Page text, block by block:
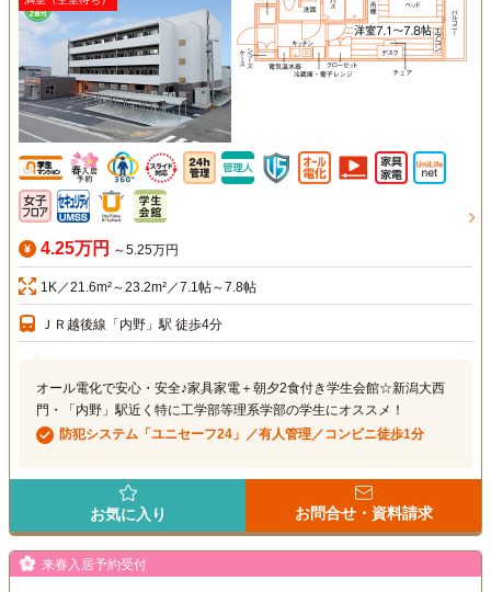
4.25万円 ～5.25万円
1K／21.6m²～23.2m²／7.1帖～7.8帖
ＪＲ越後線「内野」駅 徒歩4分
オール電化で安心・安全♪家具家電＋朝夕2食付き学生会館☆新潟大西
門・「内野」駅近く特に工学部等理系学部の学生にオススメ！
防犯システム「ユニセーフ24」／有人管理／コンビニ徒歩1分
お気に入り お問合せ・資料請求
来春入居予約受付